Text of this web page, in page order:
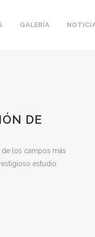
GALERÍA
DE
los campos más
estudio